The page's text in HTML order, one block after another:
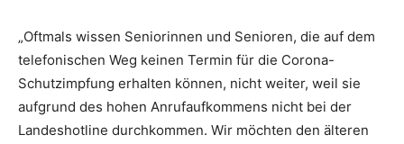
„Oftmals wissen Seniorinnen und Senioren, die auf dem
telefonischen Weg keinen Termin für die Corona-
Schutzimpfung erhalten können, nicht weiter, weil sie
aufgrund des hohen Anrufaufkommens nicht bei der
Landeshotline durchkommen. Wir möchten den älteren